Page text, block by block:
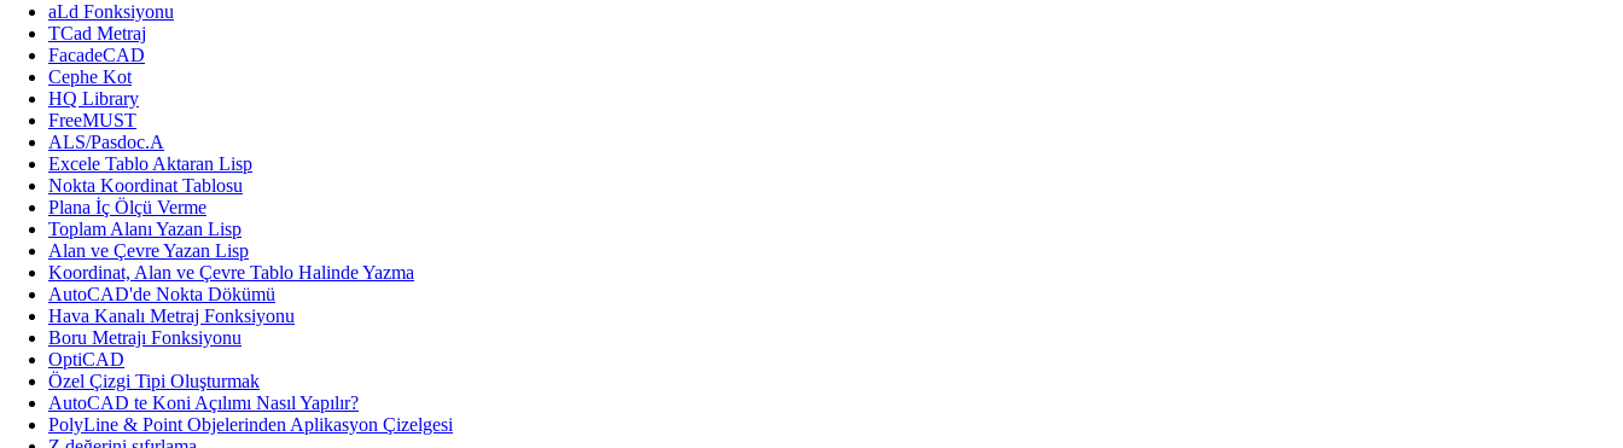
aLd Fonksiyonu
TCad Metraj
FacadeCAD
Cephe Kot
HQ Library
FreeMUST
ALS/Pasdoc.A
Excele Tablo Aktaran Lisp
Nokta Koordinat Tablosu
Plana İç Ölçü Verme
Toplam Alanı Yazan Lisp
Alan ve Çevre Yazan Lisp
Koordinat, Alan ve Çevre Tablo Halinde Yazma
AutoCAD'de Nokta Dökümü
Hava Kanalı Metraj Fonksiyonu
Boru Metrajı Fonksiyonu
OptiCAD
Özel Çizgi Tipi Oluşturmak
AutoCAD te Koni Açılımı Nasıl Yapılır?
PolyLine & Point Objelerinden Aplikasyon Çizelgesi